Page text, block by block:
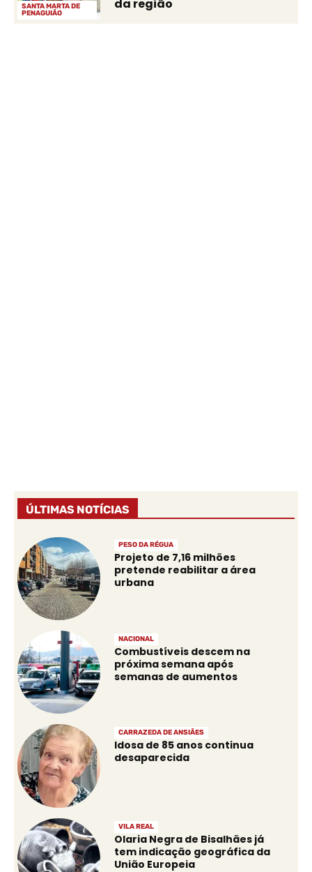
SANTA MARTA DE
PENAGUIÃO
da região
ÚLTIMAS NOTÍCIAS
PESO DA RÉGUA
Projeto de 7,16 milhões
pretende reabilitar a área
urbana
NACIONAL
Combustíveis descem na
próxima semana após
semanas de aumentos
CARRAZEDA DE ANSIÃES
Idosa de 85 anos continua
desaparecida
VILA REAL
Olaria Negra de Bisalhães já
tem indicação geográfica da
União Europeia